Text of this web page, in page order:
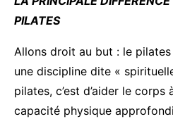
PILATES
Allons droit au but : le pilates
une discipline dite «
pilates, c’est d’aider le
capacité physique